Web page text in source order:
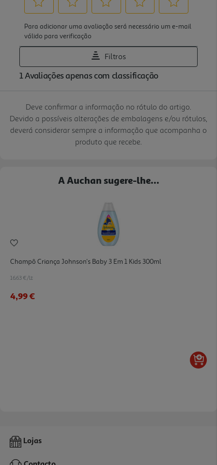
Deve confirmar a informação no rótulo do artigo.
Devido a possíveis alterações de embalagens e/ou rótulos,
deverá considerar sempre a informação que acompanha o
produto que recebe.
A Auchan sugere-lhe...
Champô Criança Johnson's Baby 3 Em 1 Kids 300ml
16.63 €/Lt
4,99 €
Lojas